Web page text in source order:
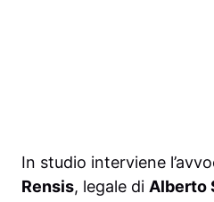
In studio interviene
Rensis, legale di Alberto